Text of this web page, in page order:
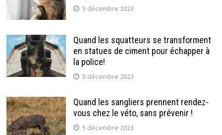
5 décembre 2023
Quand les squatteurs se transforment
en statues de ciment pour échapper à
la police!
5 décembre 2023
Quand les sangliers prennent rendez-
vous chez le véto, sans prévenir !
5 décembre 2023